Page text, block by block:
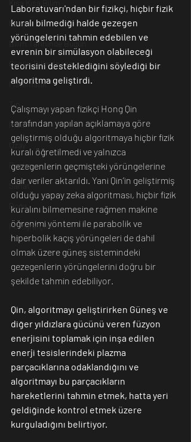
Kimya
Bilim Tarihinde Bugün
Günün Bilim İnsanı
Matematik
Tıp
İnsan
Uzay
Resim
Sanat
Doğa
Fotoğrafçılık
Laboratuvarı'ndan bir fizikçi, hiçbir fizik
kuralı bilmediği halde gezegen
yörüngelerini tahmin edebilen ve
evrenin bir simülasyon olabileceği
teorisini desteklediğini söylediği bir
algoritma geliştirdi.
Çalışmayı yapan fizikçi Hong Qin
tarafından yapılan açıklamaya göre
geliştirmiş olduğu algoritmaya hiçbir fizik
kuralı öğretilmedi ve yalnızca
gezegenlerin geçmişteki yörüngelerine
dair veriler aktarıldı. Yani Qin’in geliştirmiş
olduğu yapay zeka algoritması, hiçbir fizik
kuralını bilmemesine rağmen makine
öğrenimi yöntemi ile parabolik ve
hiperbolik kaçış yörüngeleri de dahil
olmak üzere güneş sistemindeki
gezegenlerin yörüngelerini doğru bir
şekilde tahmin edebiliyor.
Qin, algoritmayı geliştirirken Güneş ve
diğer yıldızlara gücünü veren füzyon
enerjisini toplamak için inşa edilen
enerji tesislerindeki plazma
parçacıklarına odaklandığını ve
algoritmayı bu parçacıkların
hareketlerini tahmin etmek, hatta yeri
geldiğinde kontrol etmek üzere
kurguladığını belirtiyor.